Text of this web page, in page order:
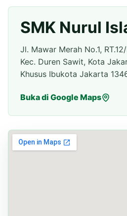
SMK Nurul
Jl. Mawar Merah No.1,
Kec. Duren Sawit, Kota
Khusus Ibukota Jakarta
Buka di Google Maps